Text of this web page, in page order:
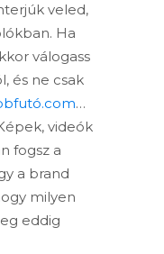
veled,
Ha
válogass
és ne csak
…
videók
fogsz a
a brand
milyen
eddig